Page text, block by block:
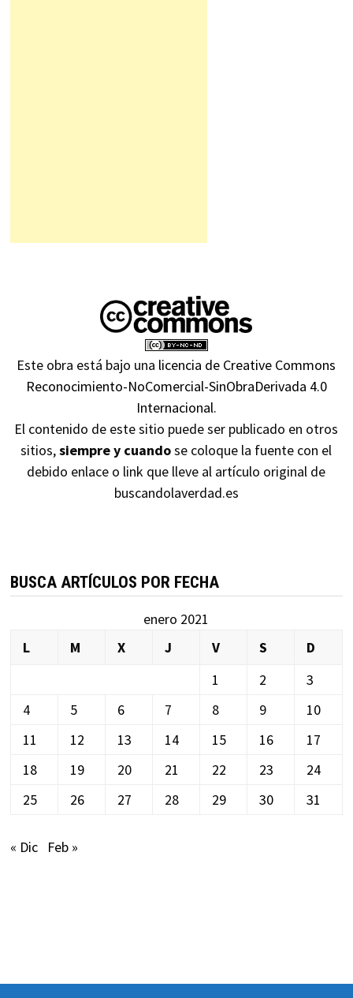
Este obra está bajo una licencia de Creative Commons
Reconocimiento-NoComercial-SinObraDerivada 4.0
Internacional.
El contenido de este sitio puede ser publicado en otros
sitios,siempre y cuandose coloque la fuente con el
debido enlace o link que lleve al artículo original de
buscandolaverdad.es
BUSCA ARTÍCULOS POR FECHA
enero 2021
L
M X J V S
D
1
2
3
4
5 6 7 8 9
10
11
12 13 14 15 16
17
18
19 20 21 22 23
24
25
26 27 28 29 30 31
« Dic Feb »